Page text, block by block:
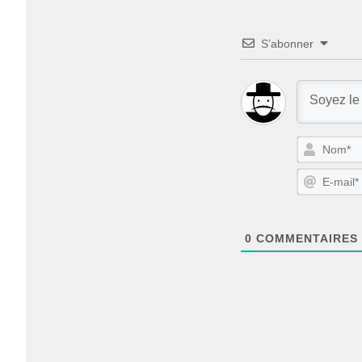
S’abonner
0 COMMENTAIRES